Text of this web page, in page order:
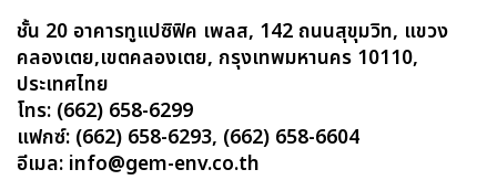
ชั้น 20 อาคารทูแปซิฟิค เพลส, 142 ถนนสุขุมวิท, แขวง
คลองเตย,เขตคลองเตย, กรุงเทพมหานคร 10110,
ประเทศไทย
โทร: (662) 658-6299
แฟกซ์: (662) 658-6293, (662) 658-6604
อีเมล: info@gem-env.co.th